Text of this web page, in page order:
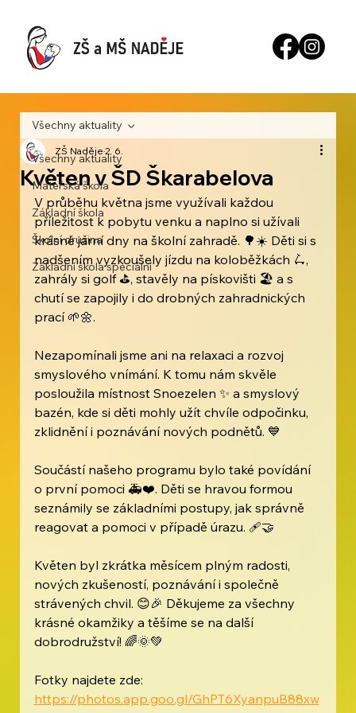
Všechny aktuality
Mateřská škola
Základní škola
Školní družina
Základní škola speciální
Všechny aktuality
Květen v ŠD Škarabelova
ZŠ Naděje2. 6.
V průběhu května jsme využívali každou
příležitost k pobytu venku a naplno si užívali
krásné jarní dny na školní zahradě. 🌳☀️ Děti si s
nadšením vyzkoušely jízdu na koloběžkách 🛴,
zahrály si golf ⛳, stavěly na pískovišti 🏖️ a s
chutí se zapojily i do drobných zahradnických
prací 🌱🌼.
Nezapomínali jsme ani na relaxaci a rozvoj
smyslového vnímání. K tomu nám skvěle
posloužila místnost Snoezelen ✨ a smyslový
bazén, kde si děti mohly užít chvíle odpočinku,
zklidnění i poznávání nových podnětů. 💙
Součástí našeho programu bylo také povídání
o první pomoci 🚑❤️. Děti se hravou formou
seznámily se základními postupy, jak správně
reagovat a pomoci v případě úrazu. 🩹🤝
Květen byl zkrátka měsícem plným radosti,
nových zkušeností, poznávání i společně
strávených chvil. 😊🎉 Děkujeme za všechny
krásné okamžiky a těšíme se na další
dobrodružství! 🌈🌞💚
Fotky najdete zde:
https://photos.app.goo.gl/GhPT6XyanpuB88xw